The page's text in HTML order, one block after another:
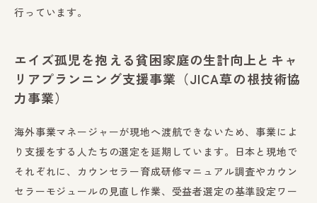
行っています。
エイズ孤児を抱える貧困家庭の生計向上とキャ
リアプランニング支援事業（JICA草の根技術協
力事業）
海外事業マネージャーが現地へ渡航できないため、事業によ
り支援をする人たちの選定を延期しています。日本と現地で
それぞれに、カウンセラー育成研修マニュアル調査やカウン
セラーモジュールの見直し作業、受益者選定の基準設定ワー